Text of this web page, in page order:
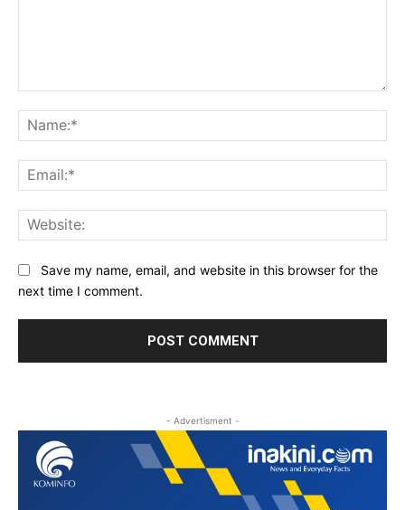
Save my name, email, and website in this browser for the
next time I comment.
- Advertisment -